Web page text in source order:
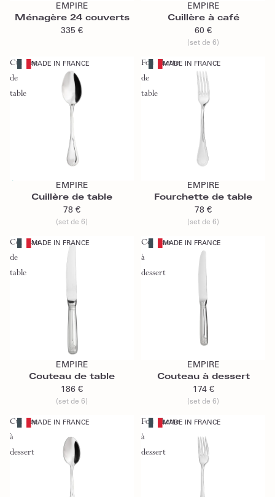
EMPIRE
Ménagère 24 couverts
335 €
EMPIRE
Cuillère à café
60 €
(set de 6)
Cuillère
de
table
MADE IN FRANCE
EMPIRE
Cuillère de table
78 €
(set de 6)
Fourchette
de
table
MADE IN FRANCE
Ajouter au panier
EMPIRE
Fourchette de table
78 €
(set de 6)
Couteau
de
table
MADE IN FRANCE
Ajouter au panier
EMPIRE
Couteau de table
186 €
(set de 6)
Couteau
à
dessert
MADE IN FRANCE
Ajouter au panier
EMPIRE
Couteau à dessert
174 €
(set de 6)
Cuillère
à
dessert
MADE IN FRANCE
Fourchette
à
dessert
MADE IN FRANCE